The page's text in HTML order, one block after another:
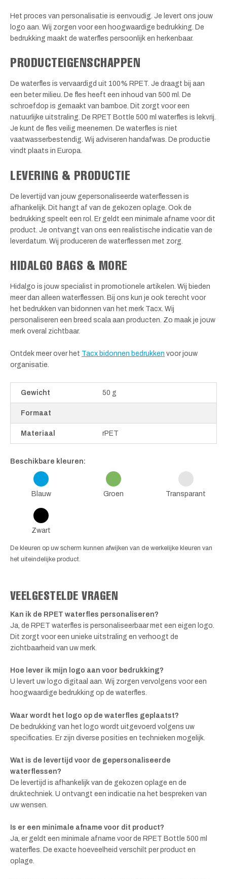
Het proces van personalisatie is eenvoudig. Je levert ons jouw
logo aan. Wij zorgen voor een hoogwaardige bedrukking. De
bedrukking maakt de waterfles persoonlijk en herkenbaar.
PRODUCTEIGENSCHAPPEN
De waterfles is vervaardigd uit 100% RPET. Je draagt bij aan
een beter milieu. De fles heeft een inhoud van 500 ml. De
schroefdop is gemaakt van bamboe. Dit zorgt voor een
natuurlijke uitstraling. De RPET Bottle 500 ml waterfles is lekvrij.
Je kunt de fles veilig meenemen. De waterfles is niet
vaatwasserbestendig. Wij adviseren handafwas. De productie
vindt plaats in Europa.
LEVERING & PRODUCTIE
De levertijd van jouw gepersonaliseerde waterflessen is
afhankelijk. Dit hangt af van de gekozen oplage. Ook de
bedrukking speelt een rol. Er geldt een minimale afname voor dit
product. Je ontvangt van ons een realistische indicatie van de
leverdatum. Wij produceren de waterflessen met zorg.
HIDALGO BAGS & MORE
Hidalgo is jouw specialist in promotionele artikelen. Wij bieden
meer dan alleen waterflessen. Bij ons kun je ook terecht voor
het bedrukken van bidonnen van het merk Tacx. Wij
personaliseren een breed scala aan producten. Zo maak je jouw
merk overal zichtbaar.
Ontdek meer over het Tacx bidonnen bedrukken voor jouw
organisatie.
Gewicht 50 g
Formaat
Materiaal rPET
Beschikbare kleuren:
Blauw Groen Transparant
Zwart
De kleuren op uw scherm kunnen afwijken van de werkelijke kleuren van
het uiteindelijke product.
VEELGESTELDE VRAGEN
Kan ik de RPET waterfles personaliseren?
Ja, de RPET waterfles is personaliseerbaar met een eigen logo.
Dit zorgt voor een unieke uitstraling en verhoogt de
zichtbaarheid van uw merk.
Hoe lever ik mijn logo aan voor bedrukking?
U levert uw logo digitaal aan. Wij zorgen vervolgens voor een
hoogwaardige bedrukking op de waterfles.
Waar wordt het logo op de waterfles geplaatst?
De bedrukking van het logo wordt uitgevoerd volgens uw
specificaties. Er zijn diverse posities en technieken mogelijk.
Wat is de levertijd voor de gepersonaliseerde
waterflessen?
De levertijd is afhankelijk van de gekozen oplage en de
druktechniek. U ontvangt een indicatie na het bespreken van
uw wensen.
Is er een minimale afname voor dit product?
Ja, er geldt een minimale afname voor de RPET Bottle 500 ml
waterfles. De exacte hoeveelheid verschilt per product en
oplage.